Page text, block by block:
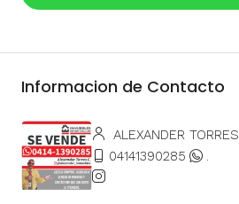
Informacion de Contacto
ALEXANDER TORRES
04141390285
.